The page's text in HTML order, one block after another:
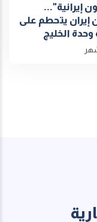
إيرانية"...
إيران يتحطم على
الخليج